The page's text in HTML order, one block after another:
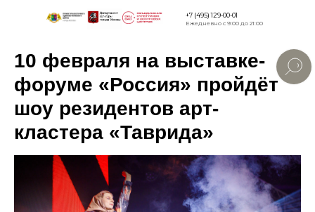
Версия для
+7 (495) 129-00-01
Ежедневно с 9:00 до 21:00
10 февраля на выставке-
форуме «Россия» пройдёт
шоу резидентов арт-
кластера «Таврида»